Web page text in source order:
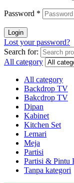
Password *
Login
Lost your password?
Search for:
All category
All category
Backdrop TV
Bakcdrop TV
Dipan
Kabinet
Kitchen Set
Lemari
Meja
Partisi
Partisi & Pintu
Tanpa kategori